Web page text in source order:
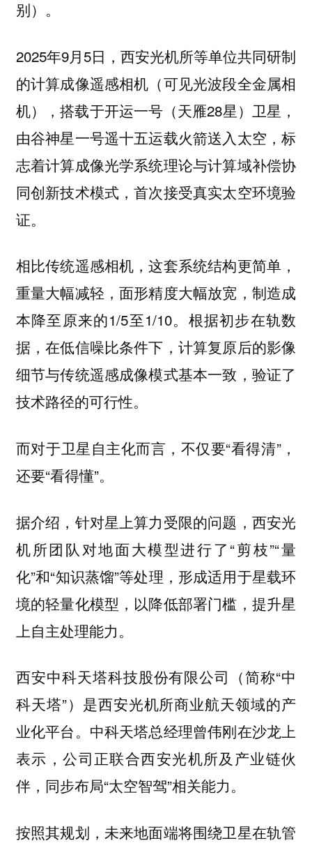
别）。
2025年9月5日，西安光机所等单位共同研制
的计算成像遥感相机（可见光波段全金属相
机），搭载于开运一号（天雁28星）卫星，
由谷神星一号遥十五运载火箭送入太空，标
志着计算成像光学系统理论与计算域补偿协
同创新技术模式，首次接受真实太空环境验
证。
相比传统遥感相机，这套系统结构更简单，
重量大幅减轻，面形精度大幅放宽，制造成
本降至原来的1/5至1/10。根据初步在轨数
据，在低信噪比条件下，计算复原后的影像
细节与传统遥感成像模式基本一致，验证了
技术路径的可行性。
而对于卫星自主化而言，不仅要“看得清”，
还要“看得懂”。
据介绍，针对星上算力受限的问题，西安光
机所团队对地面大模型进行了“剪枝”“量
化”和“知识蒸馏”等处理，形成适用于星载环
境的轻量化模型，以降低部署门槛，提升星
上自主处理能力。
西安中科天塔科技股份有限公司（简称“中
科天塔”）是西安光机所商业航天领域的产
业化平台。中科天塔总经理曾伟刚在沙龙上
表示，公司正联合西安光机所及产业链伙
伴，同步布局“太空智驾”相关能力。
按照其规划，未来地面端将围绕卫星在轨管